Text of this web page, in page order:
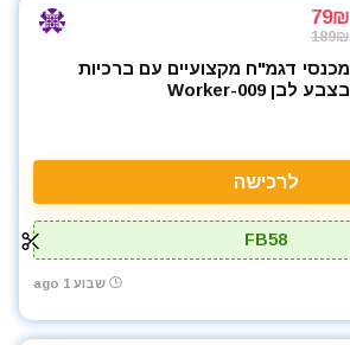
79₪
189₪
מכנסי דגמ"ח מקצועיים עם ברכיות
בצבע לבן Worker-009
לרכישה
FB58
שבוע 1 ago